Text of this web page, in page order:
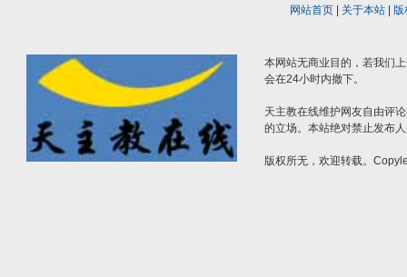
网站首页| 关于本站| 版
本网站无商业目的，若我们
会在24小时内撤下。
天主教在线维护网友自由评
的立场。本站绝对禁止发布
版权所无，欢迎转载。